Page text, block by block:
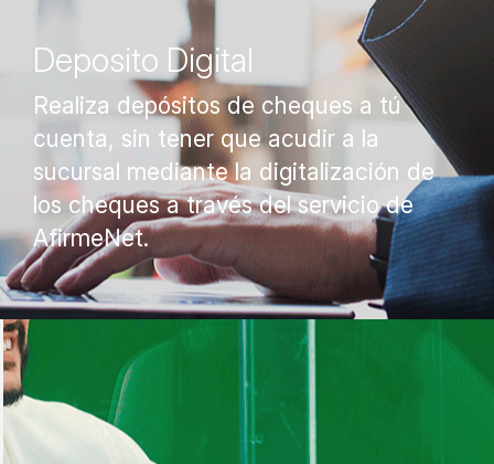
Deposito Digital
Realiza depósitos de cheques a tú
cuenta, sin tener que acudir a la
sucursal mediante la digitalización de
los cheques a través del servicio de
AfirmeNet.